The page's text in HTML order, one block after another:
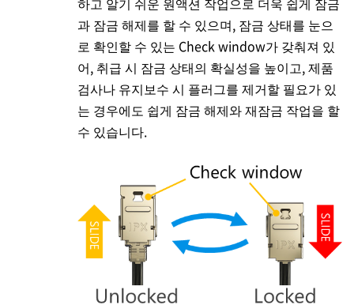
과 잠금 해제를 할 수 있으며, 잠금 상태를 눈으
로 확인할 수 있는 Check window가 갖춰져 있
어, 취급 시 잠금 상태의 확실성을 높이고, 제품
검사나 유지보수 시 플러그를 제거할 필요가 있
는 경우에도 쉽게 잠금 해제와 재잠금 작업을 할
수 있습니다.